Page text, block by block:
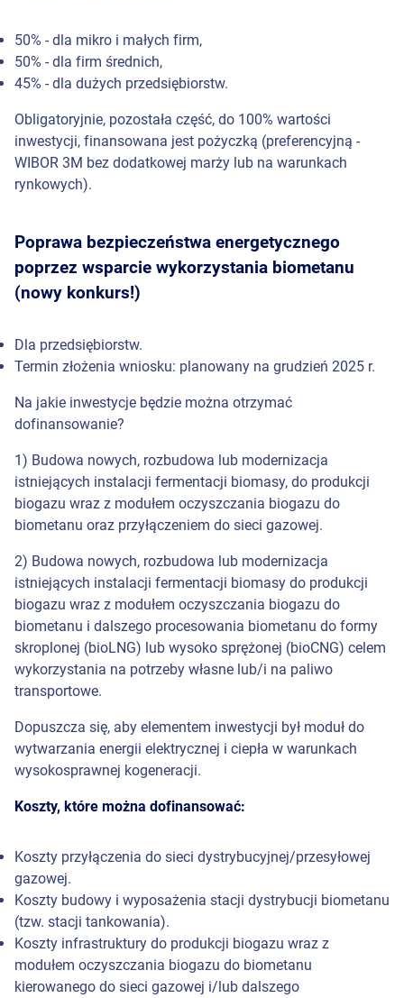
50% - dla mikro i małych firm,
50% - dla firm średnich,
45% - dla dużych przedsiębiorstw.
Obligatoryjnie, pozostała część, do 100% wartości
inwestycji, finansowana jest pożyczką (preferencyjną -
WIBOR 3M bez dodatkowej marży lub na warunkach
rynkowych).
Poprawa bezpieczeństwa energetycznego
poprzez wsparcie wykorzystania biometanu
(nowy konkurs!)
Dla przedsiębiorstw.
Termin złożenia wniosku: planowany na grudzień 2025 r.
Na jakie inwestycje będzie można otrzymać
dofinansowanie?
1) Budowa nowych, rozbudowa lub modernizacja
istniejących instalacji fermentacji biomasy, do produkcji
biogazu wraz z modułem oczyszczania biogazu do
biometanu oraz przyłączeniem do sieci gazowej.
2) Budowa nowych, rozbudowa lub modernizacja
istniejących instalacji fermentacji biomasy do produkcji
biogazu wraz z modułem oczyszczania biogazu do
biometanu i dalszego procesowania biometanu do formy
skroplonej (bioLNG) lub wysoko sprężonej (bioCNG) celem
wykorzystania na potrzeby własne lub/i na paliwo
transportowe.
Dopuszcza się, aby elementem inwestycji był moduł do
wytwarzania energii elektrycznej i ciepła w warunkach
wysokosprawnej kogeneracji.
Koszty, które można dofinansować:
Koszty przyłączenia do sieci dystrybucyjnej/przesyłowej
gazowej.
Koszty budowy i wyposażenia stacji dystrybucji biometanu
(tzw. stacji tankowania).
Koszty infrastruktury do produkcji biogazu wraz z
modułem oczyszczania biogazu do biometanu
kierowanego do sieci gazowej i/lub dalszego